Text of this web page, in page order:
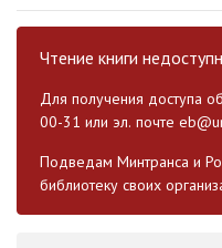
Чтение книги
Для получения доступа
00-31 или эл. почте
Подведам Минтранса и
библиотеку своих